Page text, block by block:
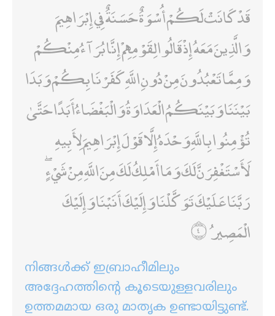
قَدْ كَانَتْ لَكُمْ أُسْوَةٌ حَسَنَةٌ فِي إِبْرَاهِيمَ
وَالَّذِينَ مَعَهُ إِذْ قَالُوا لِقَوْمِهِمْ إِنَّا بُرَآءُ مِنْكُمْ
وَمِمَّا تَعْبُدُونَ مِنْ دُونِ اللَّهِ كَفَرْنَا بِكُمْ وَبَدَا
بَيْنَنَا وَبَيْنَكُمُ الْعَدَاوَةُ وَالْبَغْضَاءُ أَبَدًا حَتَّىٰ
تُؤْمِنُوا بِاللَّهِ وَحْدَهُ إِلَّا قَوْلَ إِبْرَاهِيمَ لِأَبِيهِ
لَأَسْتَغْفِرَنَّ لَكَ وَمَا أَمْلِكُ لَكَ مِنَ اللَّهِ مِنْ شَيْءٍ ۖ
رَبَّنَا عَلَيْكَ تَوَكَّلْنَا وَإِلَيْكَ أَنَبْنَا وَإِلَيْكَ
الْمَصِيرُ
നിങ്ങള്‍ക്ക് ഇബ്രാഹീമിലും
അദ്ദേഹത്തിന്‍റെ കൂടെയുള്ളവരിലും
ഉത്തമമായ ഒരു മാതൃക ഉണ്ടായിട്ടുണ്ട്‌.